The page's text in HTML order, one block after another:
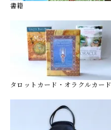
書籍
タロットカード・オラクルカード